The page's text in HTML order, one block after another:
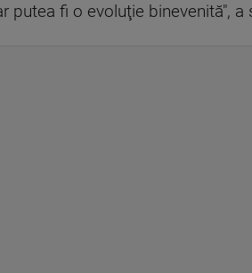
putea fi o evoluţie binevenită", a